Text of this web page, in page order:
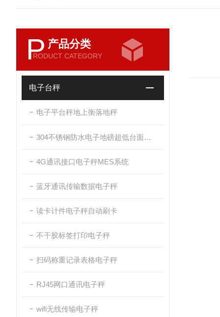
P 产品分类
RODUCT CATEGORY
电子台秤
电子平台秤地上衡落地秤
304不锈钢防水电子地磅超低台面带斜坡
4G通讯接口电子秤MES系统
蓝牙通讯传输数据电子秤
读卡计件电子秤自动刷卡
不干胶标签打印电子秤
扫码称重记录表格电子秤
RJ45网口通讯电子秤
wifi无线传输电子秤